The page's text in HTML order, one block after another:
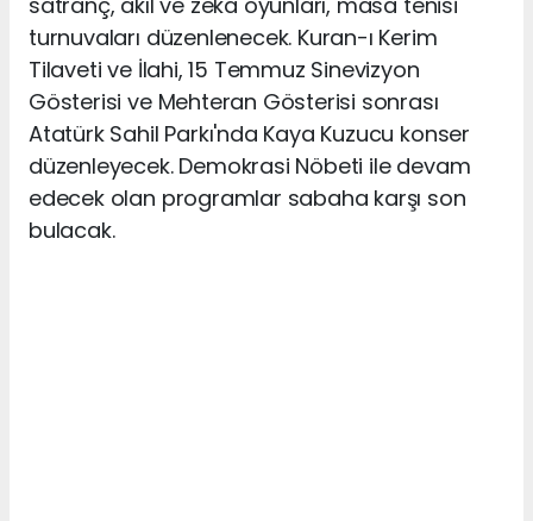
turnuvaları düzenlenecek. Kuran-ı Kerim
Tilaveti ve İlahi, 15 Temmuz Sinevizyon
Gösterisi ve Mehteran Gösterisi sonrası
Atatürk Sahil Parkı'nda Kaya Kuzucu konser
düzenleyecek. Demokrasi Nöbeti ile devam
edecek olan programlar sabaha karşı son
bulacak.